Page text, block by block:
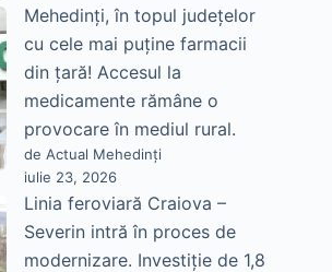
Mehedinți, în topul județelor
cu cele mai puține farmacii
din țară! Accesul la
medicamente rămâne o
provocare în mediul rural.
de Actual Mehedinți
iulie 23, 2026
Linia feroviară Craiova –
Severin intră în proces de
modernizare. Investiție de 1,8